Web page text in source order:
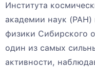
Института
академии наук (РАН)
физики Сибирского
один из самых
активности,